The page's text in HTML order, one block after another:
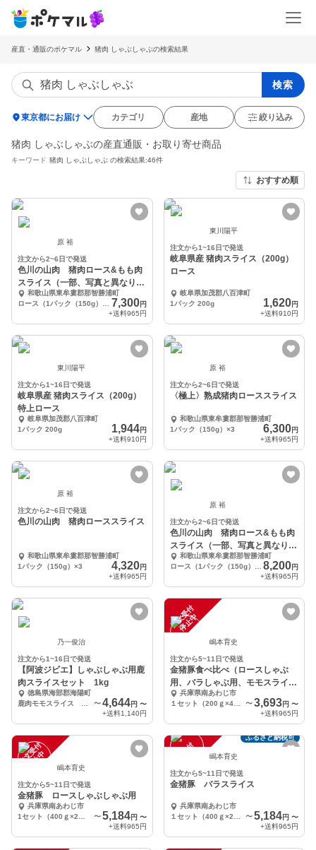
産直・通販のポケマル 猪肉 しゃぶしゃぶの検索結果
検索
location_on東京都にお届け カテゴリ 産地 絞り込み
猪肉 しゃぶしゃぶの産直通販・お取り寄せ商品
キーワード 猪肉 しゃぶしゃぶ の検索結果:46件
おすすめ順
原 裕
注文から2~6日で発送
色川の山肉 猪肉ロース&もも肉
スライス（一部、写真と異なりま
す）和歌山県東牟婁郡那智勝浦町
7,300円
+送料965円
東川陽平
注文から1~16日で発送
岐阜県産 猪肉スライス（200g）
ロース
岐阜県加茂郡八百津町
1パック 200g
1,620円
+送料910円
東川陽平
注文から1~16日で発送
岐阜県産 猪肉スライス（200g）
特上ロース
岐阜県加茂郡八百津町
1パック 200g
1,944円
+送料910円
原 裕
注文から2~6日で発送
〈極上〉熟成猪肉ローススライス
和歌山県東牟婁郡那智勝浦町
1パック（150g）×3
6,300円
+送料965円
原 裕
注文から2~6日で発送
色川の山肉 猪肉ローススライス
和歌山県東牟婁郡那智勝浦町
1パック（150g）×3
4,320円
+送料965円
原 裕
注文から2~6日で発送
色川の山肉 猪肉ロース&もも肉
スライス（一部、写真と異なりま
す）和歌山県東牟婁郡那智勝浦町
8,200円
+送料965円
乃一俊治
注文から1~16日で発送
【阿波ジビエ】しゃぶしゃぶ用鹿
肉スライスセット 1kg
徳島県海部郡海陽町
〜 4,644円 〜
+送料1,140円
注
文
受
付
停
止
中
嶋本育史
注文から5~11日で発送
金猪豚食べ比べ（ロースしゃぶ
用、バラしゃぶ用、モモスライ
ス、切落し
兵庫県南あわじ市
１セット（200ｇ×4Ｐ）
〜3,693円 〜
+送料965円
注
文
受
付
停
止
中 嶋本育史
注文から5~11日で発送
金猪豚 ロースしゃぶしゃぶ用
兵庫県南あわじ市
〜 5,184円 〜
+送料965円
注
文
受
付
停
止
ふるさと納税可
嶋本育史
注文から5~11日で発送
金猪豚 バラスライス
兵庫県南あわじ市
〜5,184円 〜
+送料965円